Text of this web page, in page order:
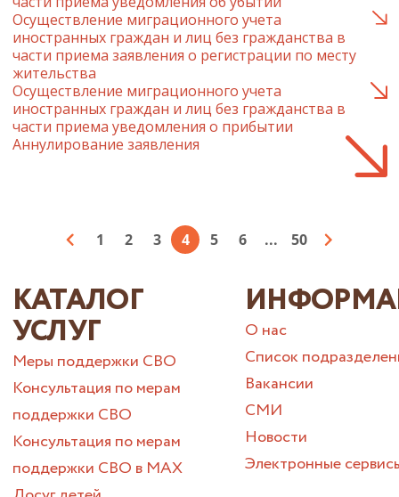
Осуществление миграционного учета
иностранных граждан и лиц без гражданства в
части приема заявления о регистрации по месту
жительства
Осуществление миграционного учета
иностранных граждан и лиц без гражданства в
части приема уведомления о прибытии
Аннулирование заявления
1 2 3 4 5 6 ... 50
КАТАЛОГ
УСЛУГ
Меры поддержки СВО
Консультация по мерам
поддержки СВО
Консультация по мерам
поддержки СВО в МАХ
О нас
Список
Вакансии
СМИ
Новости
Электронные